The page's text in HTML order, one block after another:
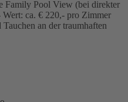
Family Pool View (bei direkter
ca. € 220,- pro Zimmer
an der traumhaften